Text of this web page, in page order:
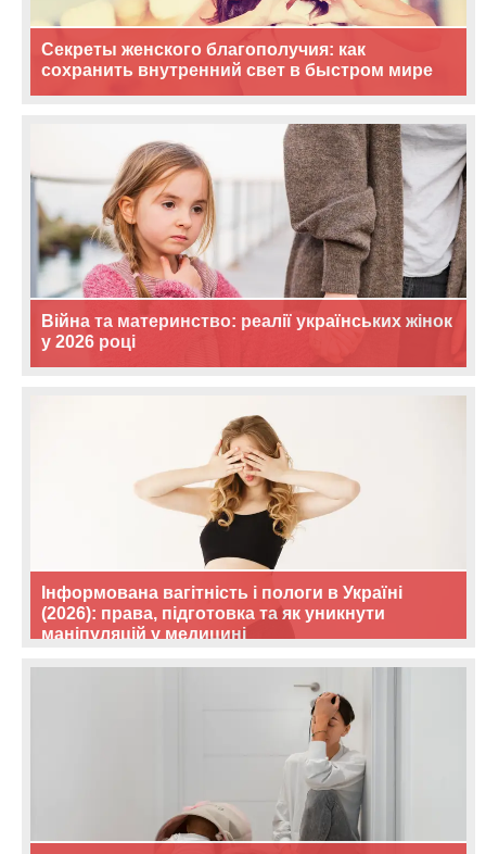
Секреты женского благополучия: как
сохранить внутренний свет в быстром мире
Війна та материнство: реалії українських жінок
у 2026 році
Інформована вагітність і пологи в Україні
(2026): права, підготовка та як уникнути
маніпуляцій у медицині